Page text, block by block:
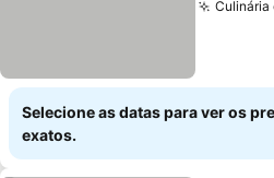
Culinária
Selecione as datas para ver os
exatos.